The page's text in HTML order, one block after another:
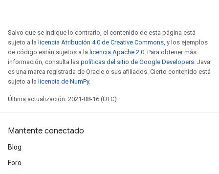
Salvo que se indique lo contrario, el contenido de esta página está
sujeto a la licencia Atribución 4.0 de Creative Commons, y los ejemplos
de código están sujetos a la licencia Apache 2.0. Para obtener más
información, consulta las políticas del sitio de Google Developers. Java
es una marca registrada de Oracle o sus afiliados. Cierto contenido está
sujeto a la licencia de NumPy.
Última actualización: 2021-08-16 (UTC)
Mantente conectado
Blog
Foro